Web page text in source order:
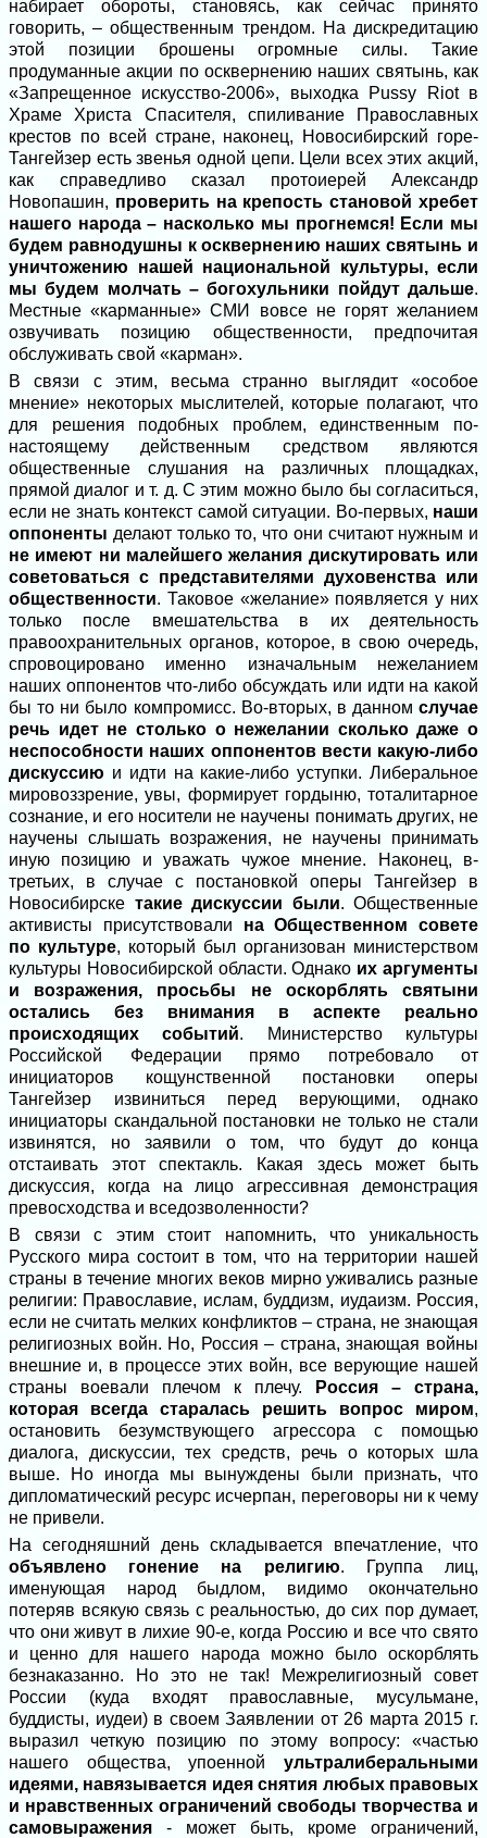
набирает обороты, становясь, как сейчас принято
говорить, – общественным трендом. На дискредитацию
этой позиции брошены огромные силы. Такие
продуманные акции по осквернению наших святынь, как
«Запрещенное искусство-2006», выходка Pussy Riot в
Храме Христа Спасителя, спиливание Православных
крестов по всей стране, наконец, Новосибирский горе-
Тангейзер есть звенья одной цепи. Цели всех этих акций,
как справедливо сказал протоиерей Александр
Новопашин, проверить на крепость становой хребет
нашего народа – насколько мы прогнемся! Если мы
будем равнодушны к осквернению наших святынь и
уничтожению нашей национальной культуры, если
мы будем молчать – богохульники пойдут дальше.
Местные «карманные» СМИ вовсе не горят желанием
озвучивать позицию общественности, предпочитая
обслуживать свой «карман».
В связи с этим, весьма странно выглядит «особое
мнение» некоторых мыслителей, которые полагают, что
для решения подобных проблем, единственным по-
настоящему действенным средством являются
общественные слушания на различных площадках,
прямой диалог и т. д. С этим можно было бы согласиться,
если не знать контекст самой ситуации. Во-первых, наши
оппоненты делают только то, что они считают нужным и
не имеют ни малейшего желания дискутировать или
советоваться с представителями духовенства или
общественности. Таковое «желание» появляется у них
только после вмешательства в их деятельность
правоохранительных органов, которое, в свою очередь,
спровоцировано именно изначальным нежеланием
наших оппонентов что-либо обсуждать или идти на какой
бы то ни было компромисс. Во-вторых, в данном случае
речь идет не столько о нежелании сколько даже о
неспособности наших оппонентов вести какую-либо
дискуссию и идти на какие-либо уступки. Либеральное
мировоззрение, увы, формирует гордыню, тоталитарное
сознание, и его носители не научены понимать других, не
научены слышать возражения, не научены принимать
иную позицию и уважать чужое мнение. Наконец, в-
третьих, в случае с постановкой оперы Тангейзер в
Новосибирске такие дискуссии были. Общественные
активисты присутствовали на Общественном совете
по культуре, который был организован министерством
культуры Новосибирской области. Однако их аргументы
и возражения, просьбы не оскорблять святыни
остались без внимания в аспекте реально
происходящих событий. Министерство культуры
Российской Федерации прямо потребовало от
инициаторов кощунственной постановки оперы
Тангейзер извиниться перед верующими, однако
инициаторы скандальной постановки не только не стали
извинятся, но заявили о том, что будут до конца
отстаивать этот спектакль. Какая здесь может быть
дискуссия, когда на лицо агрессивная демонстрация
превосходства и вседозволенности?
В связи с этим стоит напомнить, что уникальность
Русского мира состоит в том, что на территории нашей
страны в течение многих веков мирно уживались разные
религии: Православие, ислам, буддизм, иудаизм. Россия,
если не считать мелких конфликтов – страна, не знающая
религиозных войн. Но, Россия – страна, знающая войны
внешние и, в процессе этих войн, все верующие нашей
страны воевали плечом к плечу.
Россия – страна,
которая всегда старалась решить вопрос миром,
остановить безумствующего агрессора с помощью
диалога, дискуссии, тех средств, речь о которых шла
выше. Но иногда мы вынуждены были признать, что
дипломатический ресурс исчерпан, переговоры ни к чему
не привели.
На сегодняшний день складывается впечатление, что
объявлено гонение на религию. Группа лиц,
именующая народ быдлом, видимо окончательно
потеряв всякую связь с реальностью, до сих пор думает,
что они живут в лихие 90-е, когда Россию и все что свято
и ценно для нашего народа можно было оскорблять
безнаказанно. Но это не так! Межрелигиозный совет
России (куда входят православные, мусульмане,
буддисты, иудеи) в своем Заявлении от 26 марта 2015 г.
выразил четкую позицию по этому вопросу: «частью
нашего общества, упоенной ультралиберальными
идеями, навязывается идея снятия любых правовых
и нравственных ограничений свободы творчества и
самовыражения - может быть, кроме ограничений,